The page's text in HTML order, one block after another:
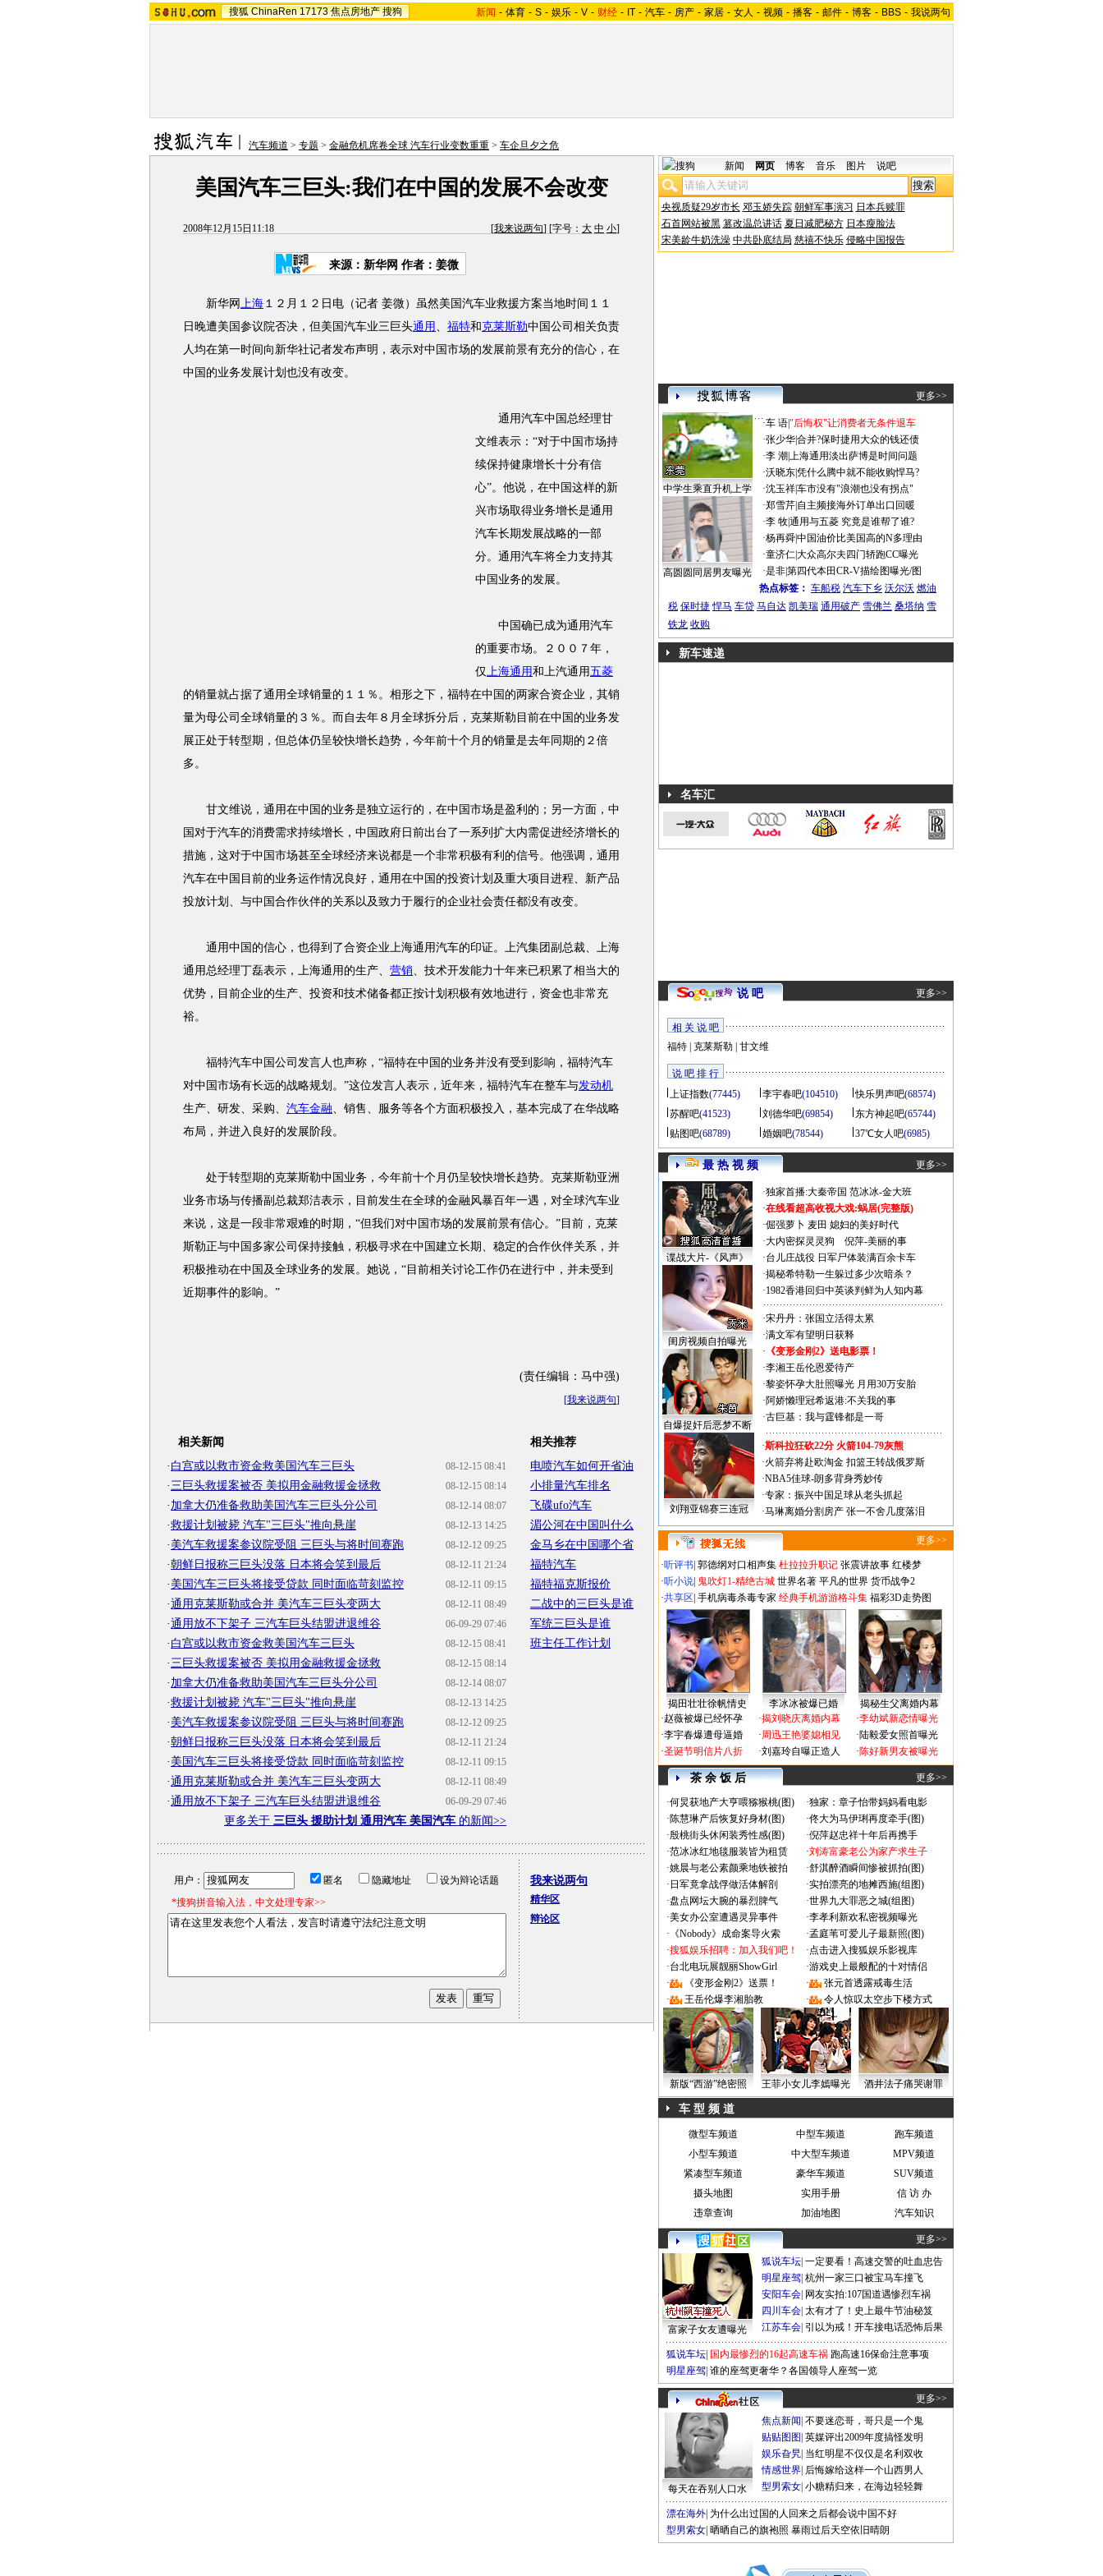
搜狐 ChinaRen 17173 焦点房地产 搜狗 新闻 - 体育 - S - 娱乐 - V - 财经 - IT - 汽车 - 房产 - 家居 - 女人 - 视频 - 播客 - 邮件 - 博客 - BBS - 我说两句
汽车频道 > 专题 > 金融危机席卷全球 汽车行业变数重重 > 车企旦夕之危
美国汽车三巨头:我们在中国的发展不会改变
2008年12月15日11:18 [我来说两句] [字号： 大 中 小]
来源：新华网 作者：姜微
新华网 上海 １２月１２日电（记者 姜微）虽然美国汽车业救援方案当地时间１１
日晚遭美国参议院否决，但美国汽车业三巨头通用 、 福特和克莱斯勒中国公司相关负责
人均在第一时间向新华社记者发布声明，表示对中国市场的发展前景有充分的信心，在
中国的业务发展计划也没有改变。
通用汽车中国总经理甘
文维表示：“对于中国市场持
续保持健康增长十分有信
心”。他说，在中国这样的新
兴市场取得业务增长是通用
汽车长期发展战略的一部
分。通用汽车将全力支持其
中国业务的发展。
中国确已成为通用汽车
的重要市场。２００７年，
仅上海通用和上汽通用五菱
的销量就占据了通用全球销量的１１％。相形之下，福特在中国的两家合资企业，其销
量为母公司全球销量的３％。而自去年８月全球拆分后，克莱斯勒目前在中国的业务发
展正处于转型期，但总体仍呈较快增长趋势，今年前十个月的销量是去年同期的２倍
多。
甘文维说，通用在中国的业务是独立运行的，在中国市场是盈利的；另一方面，中
国对于汽车的消费需求持续增长，中国政府日前出台了一系列扩大内需促进经济增长的
措施，这对于中国市场甚至全球经济来说都是一个非常积极有利的信号。他强调，通用
汽车在中国目前的业务运作情况良好，通用在中国的投资计划及重大项目进程、新产品
投放计划、与中国合作伙伴的关系以及致力于履行的企业社会责任都没有改变。
通用中国的信心，也得到了合资企业上海通用汽车的印证。上汽集团副总裁、上海
通用总经理丁磊表示，上海通用的生产、 营销、技术开发能力十年来已积累了相当大的
优势，目前企业的生产、投资和技术储备都正按计划积极有效地进行，资金也非常充
裕。
福特汽车中国公司发言人也声称，“福特在中国的业务并没有受到影响，福特汽车
对中国市场有长远的战略规划。”这位发言人表示，近年来，福特汽车在整车与发动机
生产、研发、采购、 汽车金融、销售、服务等各个方面积极投入，基本完成了在华战略
布局，并进入良好的发展阶段。
处于转型期的克莱斯勒中国业务，今年前十个月仍呈较快增长趋势。克莱斯勒亚洲
业务市场与传播副总裁郑洁表示，目前发生在全球的金融风暴百年一遇，对全球汽车业
来说，这是一段非常艰难的时期，“但我们对中国市场的发展前景有信心。”目前，克莱
斯勒正与中国多家公司保持接触，积极寻求在中国建立长期、稳定的合作伙伴关系，并
积极推动在中国及全球业务的发展。她说，“目前相关讨论工作仍在进行中，并未受到
近期事件的影响。”
(责任编辑：马中强)
[我来说两句]
相关新闻
08-12-15 08:41
· 白宫或以救市资金救美国汽车三巨头
08-12-15 08:14
·三巨头救援案被否 美拟用金融救援金拯救
08-12-14 08:07
· 加拿大仍准备救助美国汽车三巨头分公司
08-12-13 14:25
·救援计划被毙 汽车"三巨头"推向悬崖
08-12-12 09:25
· 美汽车救援案参议院受阻 三巨头与将时间赛跑
08-12-11 21:24
·朝鲜日报称三巨头没落 日本将会笑到最后
08-12-11 09:15
· 美国汽车三巨头将接受贷款 同时面临苛刻监控
08-12-11 08:49
·通用克莱斯勒或合并 美汽车三巨头变两大
06-09-29 07:46
·通用放不下架子 三汽车巨头结盟进退维谷
08-12-15 08:41
· 白宫或以救市资金救美国汽车三巨头
08-12-15 08:14
·三巨头救援案被否 美拟用金融救援金拯救
08-12-14 08:07
· 加拿大仍准备救助美国汽车三巨头分公司
08-12-13 14:25
·救援计划被毙 汽车"三巨头"推向悬崖
08-12-12 09:25
· 美汽车救援案参议院受阻 三巨头与将时间赛跑
08-12-11 21:24
·朝鲜日报称三巨头没落 日本将会笑到最后
08-12-11 09:15
· 美国汽车三巨头将接受贷款 同时面临苛刻监控
08-12-11 08:49
·通用克莱斯勒或合并 美汽车三巨头变两大
06-09-29 07:46
·通用放不下架子 三汽车巨头结盟进退维谷
更多关于 三巨头 援助计划 通用汽车 美国汽车 的新闻>>
相关推荐
电喷汽车如何开省油
小排量汽车排名
飞碟ufo汽车
湄公河在中国叫什么
金马乡在中国哪个省
福特汽车
福特福克斯报价
二战中的三巨头是谁
军统三巨头是谁
班主任工作计划
用户： 匿名 隐藏地址
设为辩论话题
*搜狗拼音输入法，中文处理专家>>
我来说两句
精华区
辩论区
新闻 网页 博客 音乐 图片 说吧
央视质疑29岁市长 邓玉娇失踪 朝鲜军事演习 日本兵赎罪
石首网站被黑 篡改温总讲话 夏日减肥秘方 日本瘦脸法
宋美龄牛奶洗澡 中共卧底结局 慈禧不快乐 侵略中国报告
更多>>
中学生乘直升机上学
高圆圆同居男友曝光
·车 语|"后悔权"让消费者无条件退车
·张少华|合并?保时捷用大众的钱还债
·李 潮 上海通用淡出萨博是时间问题
·沃晓东|凭什么腾中就不能收购悍马?
·沈玉祥|车市没有"浪潮也没有拐点"
·郑雪芹| 自主频接海外订单出口回暖
·李 牧|通用与五菱 究竟是谁帮了谁?
·杨再舜|中国油价比美国高的N多理由
·童济仁|大众高尔夫四门轿跑CC曝光
·是非|第四代本田CR-V描绘图曝光/图
热点标签： 车船税 汽车下乡 沃尔沃 燃油
税 保时捷 悍马 车贷 马自达 凯美瑞 通用破产 雪佛兰 桑塔纳 雪
铁龙 收购
新车速递
名车汇
说 吧 更多>>
相 关 说 吧
福特| 克莱斯勒| 甘文维
说 吧 排 行
上证指数(77445) 李宇春吧(104510) 快乐男声吧(68574)
苏醒吧(41523) 刘德华吧(69854) 东方神起吧(65744)
贴图吧(68789) 婚姻吧(78544) 37℃女人吧(6985)
最 热 视 频 更多>>
谍战大片-《风声》
闺房视频自拍曝光
自爆捉奸后恶梦不断
·独家首播:大秦帝国 范冰冰-金大班
·在线看超高收视大戏:蜗居(完整版)
·倔强萝卜 麦田 媳妇的美好时代
·大内密探灵灵狗
倪萍-美丽的事
·台儿庄战役 日军尸体装满百余卡车
·揭秘希特勒一生躲过多少次暗杀？
·1982香港回归中英谈判鲜为人知内幕
·宋丹丹：张国立活得太累
·满文军有望明日获释
· 《变形金刚2》送电影票！
·李湘王岳伦恩爱待产
·黎姿怀孕大肚照曝光 月用30万安胎
·阿娇懒理冠希返港:不关我的事
·古巨基：我与霆锋都是一哥
刘翔亚锦赛三连冠
·斯科拉狂砍22分 火箭104-79灰熊
·火箭弃将赴欧淘金 扣篮王转战俄罗斯
·NBA5佳球-朗多背身秀妙传
·专家：振兴中国足球从老头抓起
·马琳离婚分割房产 张一不舍几度落泪
更多>>
·听评书 郭德纲对口相声集 杜拉拉升职记 张震讲故事 红楼梦
·听小说 鬼吹灯1-精绝古城 世界名著 平凡的世界 货币战争2
·共享区 手机病毒杀毒专家 经典手机游游格斗集 福彩3D走势图
揭田壮壮徐帆情史 李冰冰被爆已婚
揭秘生父离婚内幕
·赵薇被爆已经怀孕
·李宇春爆遭母逼婚
·圣诞节明信片八折
·揭刘晓庆离婚内幕
·周迅王艳婆媳相见
·刘嘉玲自曝正造人
·李幼斌新恋情曝光
·陆毅爱女照首曝光
·陈好新男友被曝光
茶 余 饭 后 更多>>
·何炅获地产大亨喂猕猴桃(图) ·独家：章子怡带妈妈看电影
·陈慧琳产后恢复好身材(图) ·佟大为马伊琍再度牵手(图)
·殷桃街头休闲装秀性感(图) ·倪萍赵忠祥十年后再携手
·范冰冰红地毯服装皆为租赁 ·刘涛富豪老公为家产求生子
·姚晨与老公素颜乘地铁被拍 ·舒淇醉酒瞬间惨被抓拍(图)
· 日军竟拿战俘做活体解剖 ·实拍漂亮的地摊西施(组图)
·盘点网坛大腕的暴烈脾气 ·世界九大罪恶之城(组图)
·美女办公室遭遇灵异事件 ·李孝利新欢私密视频曝光
· 《Nobody》成命案导火索 ·孟庭苇可爱儿子最新照(图)
·搜狐娱乐招聘：加入我们吧！ ·点击进入搜狐娱乐影视库
·台北电玩展靓丽ShowGirl ·游戏史上最般配的十对情侣
·
《变形金刚2》送票！ ·
张元首透露戒毒生活
·
王岳伦爆李湘胎教 · 令人惊叹太空步下楼方式
新版“西游”绝密照 王菲小女儿李嫣曝光 酒井法子痛哭谢罪
车 型 频 道
微型车频道 中型车频道
跑车频道
小型车频道
中大型车频道
MPV频道
紧凑型车频道
豪华车频道
SUV频道
摄头地图
实用手册
信 访 办
违章查询
加油地图 汽车知识
更多>>
富家子女友遭曝光
狐说车坛 一定要看！高速交警的吐血忠告
明星座驾 杭州一家三口被宝马车撞飞
安阳车会 网友实拍:107国道遇惨烈车祸
四川车会 太有才了！史上最牛节油秘笈
江苏车会 引以为戒！开车接电话恐怖后果
狐说车坛 国内最惨烈的16起高速车祸 跑高速16保命注意事项
明星座驾 谁的座驾更奢华？各国领导人座驾一览
更多>>
每天在吞别人口水
焦点新闻 不要迷恋哥，哥只是一个鬼
贴贴图图 英媒评出2009年度搞怪发明
娱乐旮旯 当红明星不仅仅是名利双收
情感世界 后悔嫁给这样一个山西男人
型男索女 小糖精归来，在海边轻轻舞
漂在海外 为什么出过国的人回来之后都会说中国不好
型男索女 晒晒自己的旗袍照 暴雨过后天空依旧晴朗